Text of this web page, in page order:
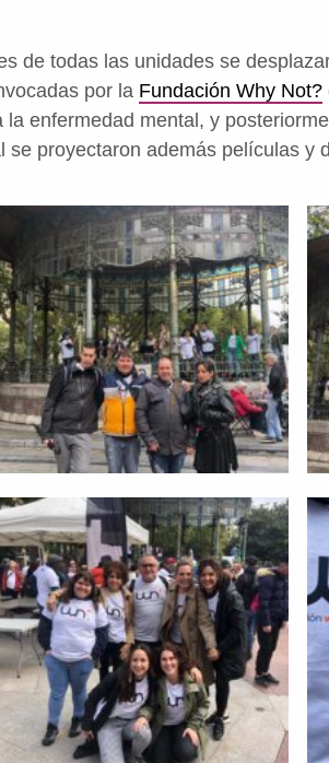
de todas las unidades se
por la Fundación Why Not?
enfermedad mental, y
proyectaron además películas y